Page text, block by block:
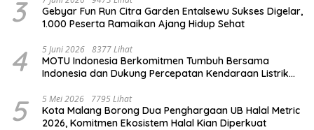
3
Gebyar Fun Run Citra Garden Entalsewu Sukses Digelar,
1.000 Peserta Ramaikan Ajang Hidup Sehat
4 5 Juni 2026 8377 Lihat
MOTU Indonesia Berkomitmen Tumbuh Bersama
Indonesia dan Dukung Percepatan Kendaraan Listrik
5 5 Mei 2026 7795 Lihat
Kota Malang Borong Dua Penghargaan UB Halal Metric
2026, Komitmen Ekosistem Halal Kian Diperkuat